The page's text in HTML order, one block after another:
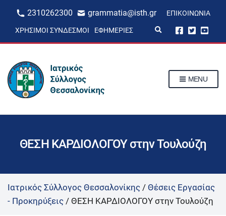
2310262300 grammatia@isth.gr ΕΠΙΚΟΙΝΩΝΊΑ
ΧΡΉΣΙΜΟΙ ΣΎΝΔΕΣΜΟΙ ΕΦΗΜΕΡΊΕΣ
p
m
MENU
ΘΕΣΗ ΚΑΡΔΙΟΛΟΓΟΥ στην Τουλούζη
Ιατρικός Σύλλογος Θεσσαλονίκης / Θέσεις Εργασίας
- Προκηρύξεις / ΘΕΣΗ ΚΑΡΔΙΟΛΟΓΟΥ στην Τουλούζη